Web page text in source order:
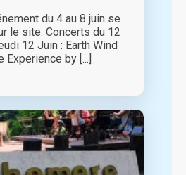
du 4 au 8 juin se
le site. Concerts du 12
12 Juin : Earth Wind
Experience by [...]